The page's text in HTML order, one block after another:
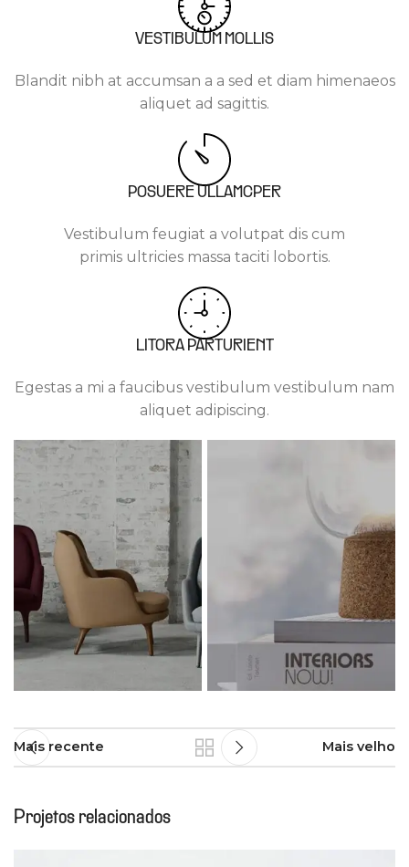
VESTIBULUM MOLLIS
Blandit nibh at accumsan a a sed et diam himenaeos
aliquet ad sagittis.
POSUERE ULLAMCPER
Vestibulum feugiat a volutpat dis cum
primis ultricies massa taciti lobortis.
LITORA PARTURIENT
Egestas a mi a faucibus vestibulum vestibulum nam
aliquet adipiscing.
Mais recente Mais velho
Projetos relacionados